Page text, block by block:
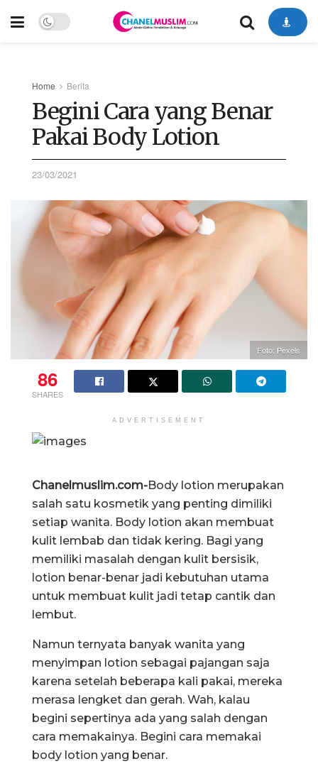
Home Berita
Begini Cara yang Benar
Pakai Body Lotion
23/03/2021
Foto: Pexels
86
SHARES
ADVERTISEMENT
Chanelmuslim.com-Body lotion merupakan
salah satu kosmetik yang penting dimiliki
setiap wanita. Body lotion akan membuat
kulit lembab dan tidak kering. Bagi yang
memiliki masalah dengan kulit bersisik,
lotion benar-benar jadi kebutuhan utama
untuk membuat kulit jadi tetap cantik dan
lembut.
Namun ternyata banyak wanita yang
menyimpan lotion sebagai pajangan saja
karena setelah beberapa kali pakai, mereka
merasa lengket dan gerah. Wah, kalau
begini sepertinya ada yang salah dengan
cara memakainya. Begini cara memakai
body lotion yang benar.